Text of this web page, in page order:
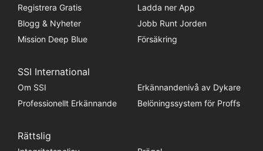
Registrera Gratis
Ladda ner App
Blogg & Nyheter
Jobb Runt Jorden
Mission Deep Blue
Försäkring
SSI International
Om SSI
Erkännandenivå av Dykare
Professionellt Erkännande
Belöningssystem för Proffs
Rättslig